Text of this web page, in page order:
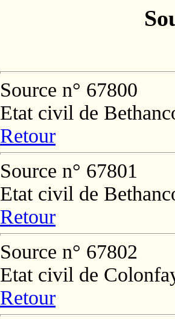
Source n° 67800
Etat civil de
Retour
Source n° 67801
Etat civil de
Retour
Source n° 67802
Etat civil de
Retour